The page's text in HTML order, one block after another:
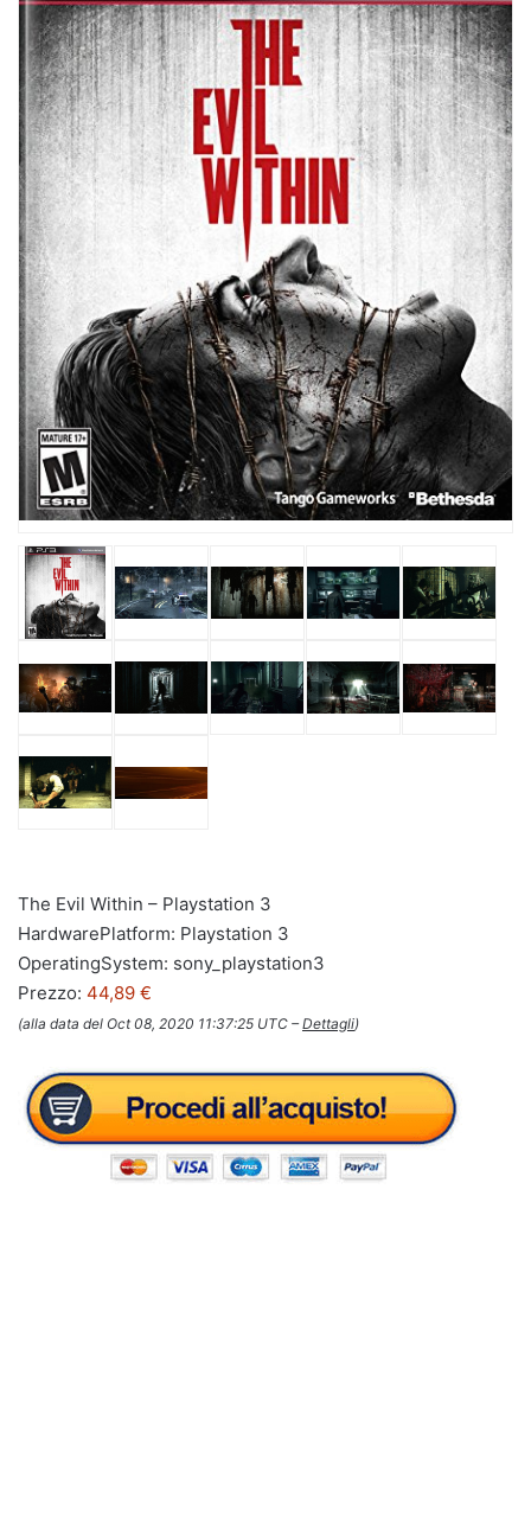
The Evil Within – Playstation 3
HardwarePlatform: Playstation 3
OperatingSystem: sony_playstation3
Prezzo: 44,89 €
(alla data del Oct 08, 2020 11:37:25 UTC –Dettagli)